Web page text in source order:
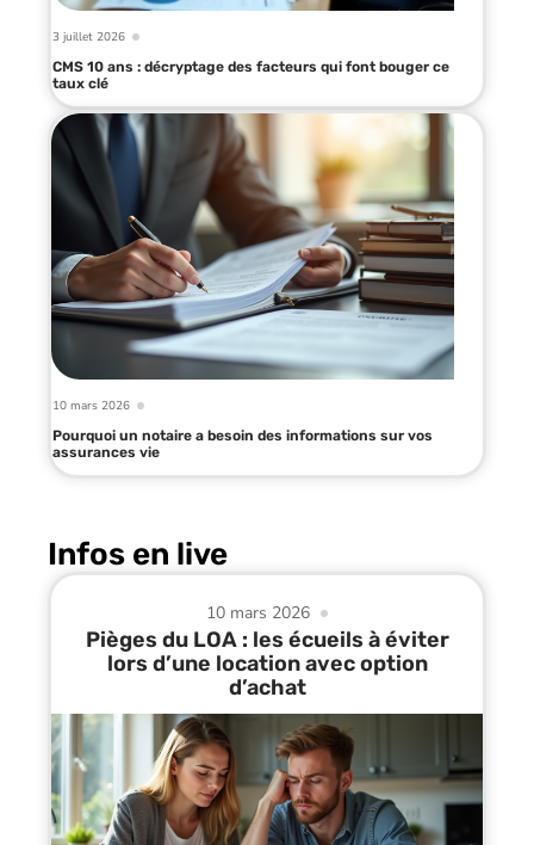
3 juillet 2026
CMS 10 ans : décryptage des facteurs qui font bouger ce
taux clé
10 mars 2026
Pourquoi un notaire a besoin des informations sur vos
assurances vie
Infos en live
10 mars 2026
Pièges du LOA : les écueils à éviter
lors d’une location avec option
d’achat